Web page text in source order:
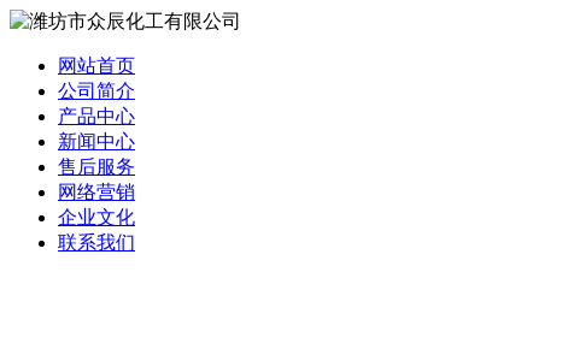
网站首页
公司简介
产品中心
新闻中心
售后服务
网络营销
企业文化
联系我们